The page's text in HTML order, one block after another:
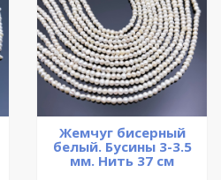
Жемчуг бисерный
белый. Бусины 3-3.5
мм. Нить 37 см